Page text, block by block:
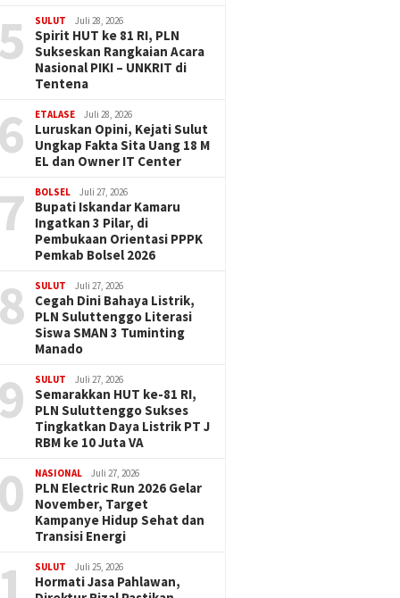
SULUT Juli 28, 2026
Spirit HUT ke 81 RI, PLN
Sukseskan Rangkaian Acara
Nasional PIKI – UNKRIT di
Tentena
ETALASE Juli 28, 2026
Luruskan Opini, Kejati Sulut
Ungkap Fakta Sita Uang 18 M
EL dan Owner IT Center
BOLSEL Juli 27, 2026
Bupati Iskandar Kamaru
Ingatkan 3 Pilar, di
Pembukaan Orientasi PPPK
Pemkab Bolsel 2026
SULUT Juli 27, 2026
Cegah Dini Bahaya Listrik,
PLN Suluttenggo Literasi
Siswa SMAN 3 Tuminting
Manado
SULUT Juli 27, 2026
Semarakkan HUT ke-81 RI,
PLN Suluttenggo Sukses
Tingkatkan Daya Listrik PT J
RBM ke 10 Juta VA
NASIONAL Juli 27, 2026
PLN Electric Run 2026 Gelar
November, Target
Kampanye Hidup Sehat dan
Transisi Energi
SULUT Juli 25, 2026
Hormati Jasa Pahlawan,